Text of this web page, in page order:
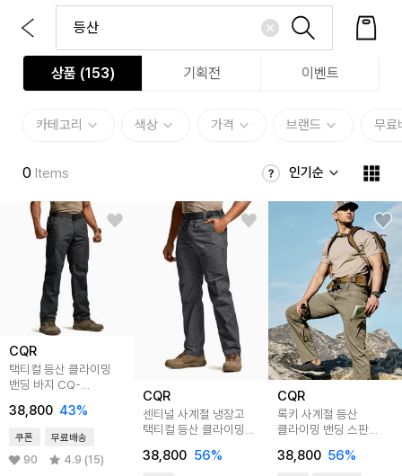
상품 (153) 기획전 이벤트
카테고리 색상 가격 브랜드 무료
0 Items 인기순
CQR
택티컬 등산 클라이밍
밴딩 바지 CQ-
38,800 43%
쿠폰 무료배송
90 4.9 (15)
CQR
센티널 사계절 냉장고
택티컬 등산 클라이밍
CQ-TFP620
38,800 56%
CQR
록키 사계절 등산
클라이밍 밴딩 스판
CQ-TXP201
38,800 56%